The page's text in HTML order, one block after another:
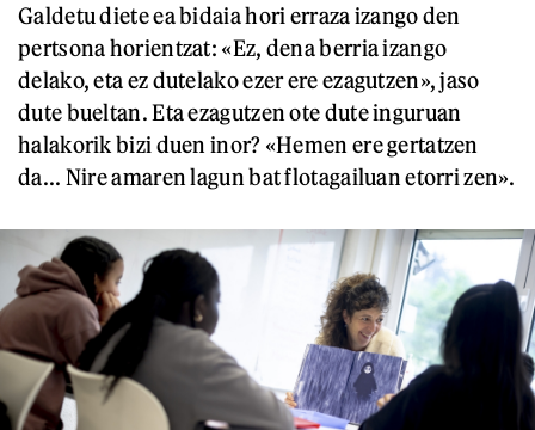
Galdetu diete ea bidaia hori erraza izango den
pertsona horientzat: «Ez, dena berria izango
delako, eta ez dutelako ezer ere ezagutzen», jaso
dute bueltan. Eta ezagutzen ote dute inguruan
halakorik bizi duen inor? «Hemen ere gertatzen
da... Nire amaren lagun bat flotagailuan etorri zen».